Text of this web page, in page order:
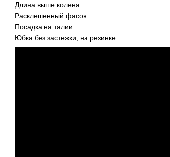
Длина выше колена.
Расклешенный фасон.
Посадка на талии.
Юбка без застежки, на резинке.